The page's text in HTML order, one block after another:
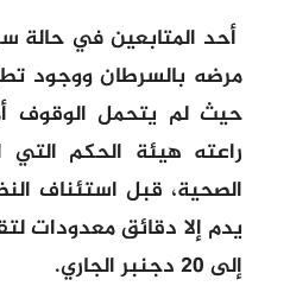
أحد المتابعين في حالة
مرضه بالسرطان ووجود
حيث لم يتحمل الوقوف
راعته هيئة الحكم
الصحية، قبل استئناف
إلى 20 دجنبر الجاري.